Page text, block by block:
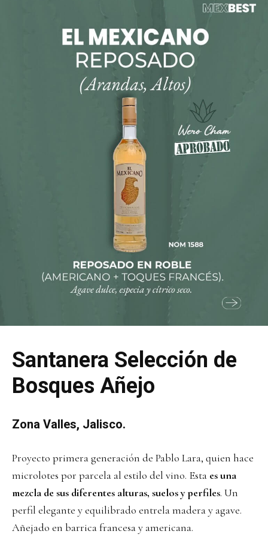
Santanera Selección de
Bosques Añejo
Zona Valles, Jalisco.
Proyecto primera generación de Pablo Lara, quien hace
microlotes por parcela al estilo del vino. Esta es una
mezcla de sus diferentes alturas, suelos y perfiles. Un
perfil elegante y equilibrado entrela madera y agave.
Añejado en barrica francesa y americana.